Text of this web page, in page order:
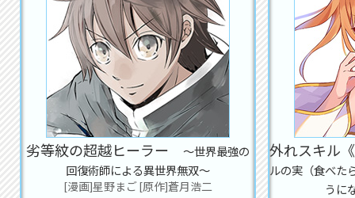
売
尚
（
3
巻
ゆ
劣等紋の超越ヒーラー
～世界最強の
回復術師による異世界無双～
[漫画]星野まご [原作]蒼月浩二
外れスキル
ルの実（食べた
うに